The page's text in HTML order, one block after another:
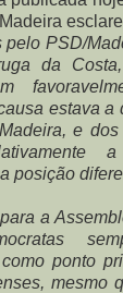
pelo PSD/
da
estava a
e dos
posição
a
ponto
mesmo